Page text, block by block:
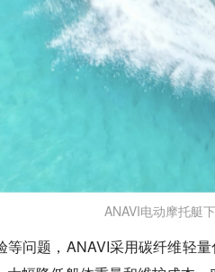
ANAVI电动摩托艇
等问题，ANAVI采用碳纤维轻